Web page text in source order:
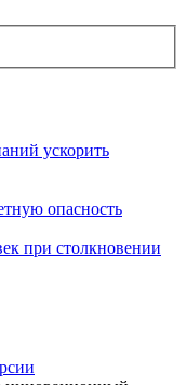
ускорить
опасность
при столкновении